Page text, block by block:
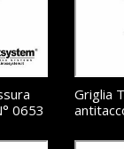
0653
Griglia